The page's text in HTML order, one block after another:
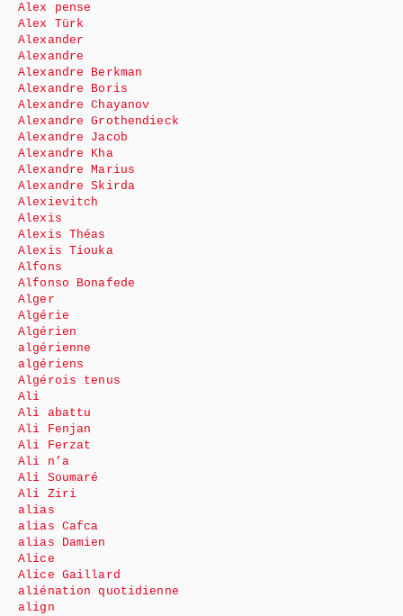
Alex pense
Alex Türk
Alexander
Alexandre
Alexandre Berkman
Alexandre Boris
Alexandre Chayanov
Alexandre Grothendieck
Alexandre Jacob
Alexandre Kha
Alexandre Marius
Alexandre Skirda
Alexievitch
Alexis
Alexis Théas
Alexis Tiouka
Alfons
Alfonso Bonafede
Alger
Algérie
Algérien
algérienne
algériens
Algérois tenus
Ali
Ali abattu
Ali Fenjan
Ali Ferzat
Ali n’a
Ali Soumaré
Ali Ziri
alias
alias Cafca
alias Damien
Alice
Alice Gaillard
aliénation quotidienne
align